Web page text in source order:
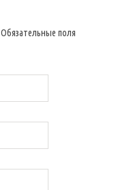
Обязательные поля